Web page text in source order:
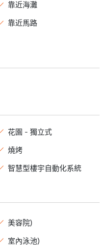
靠近海灘
靠近馬路
花園 - 獨立式
燒烤
智慧型樓宇自動化系統
美容院)
室內泳池)